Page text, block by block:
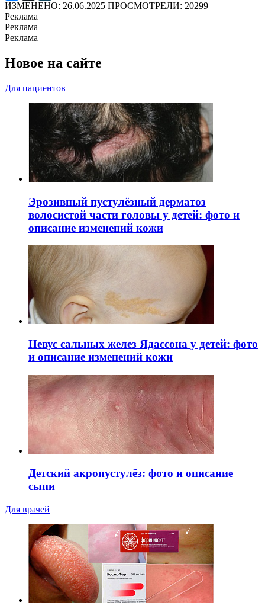
ИЗМЕНЕНО: 26.06.2025 ПРОСМОТРЕЛИ: 20299
Реклама
Реклама
Реклама
Новое на сайте
Для пациентов
Эрозивный пустулёзный дерматоз
волосистой части головы у детей: фото и
описание изменений кожи
Невус сальных желез Ядассона у детей: фото
и описание изменений кожи
Детский акропустулёз: фото и описание
сыпи
Для врачей